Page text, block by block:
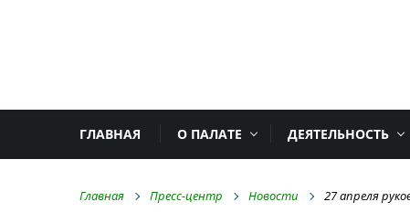
ГЛАВНАЯ О ПАЛАТЕ ДЕЯТЕЛЬНОСТЬ
Главная Пресс-центр Новости 27 апреля